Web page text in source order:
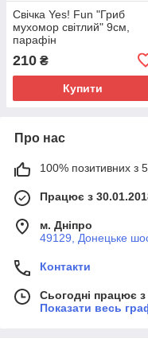
Свічка Yes! Fun "Гриб
мухомор світлий" 9см,
парафін
210 ₴
Купити
Про нас
100% позитивних з
Працює з
м. Дніпро
49129, Донецьке
Контакти
Сьогодні працює
Показати весь